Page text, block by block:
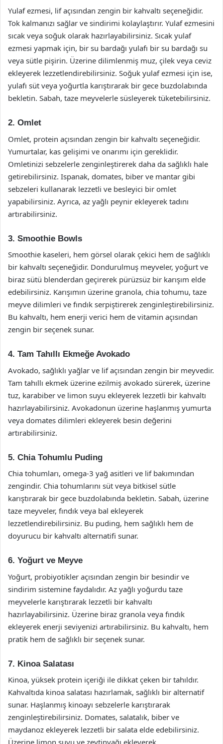
Yulaf ezmesi, lif açısından zengin bir kahvaltı seçeneğidir.
Tok kalmanızı sağlar ve sindirimi kolaylaştırır. Yulaf ezmesini
sıcak veya soğuk olarak hazırlayabilirsiniz. Sıcak yulaf
ezmesi yapmak için, bir su bardağı yulafı bir su bardağı su
veya sütle pişirin. Üzerine dilimlenmiş muz, çilek veya ceviz
ekleyerek lezzetlendirebilirsiniz. Soğuk yulaf ezmesi için ise,
yulafı süt veya yoğurtla karıştırarak bir gece buzdolabında
bekletin. Sabah, taze meyvelerle süsleyerek tüketebilirsiniz.
2. Omlet
Omlet, protein açısından zengin bir kahvaltı seçeneğidir.
Yumurtalar, kas gelişimi ve onarımı için gereklidir.
Omletinizi sebzelerle zenginleştirerek daha da sağlıklı hale
getirebilirsiniz. Ispanak, domates, biber ve mantar gibi
sebzeleri kullanarak lezzetli ve besleyici bir omlet
yapabilirsiniz. Ayrıca, az yağlı peynir ekleyerek tadını
artırabilirsiniz.
3. Smoothie Bowls
Smoothie kaseleri, hem görsel olarak çekici hem de sağlıklı
bir kahvaltı seçeneğidir. Dondurulmuş meyveler, yoğurt ve
biraz sütü blenderdan geçirerek pürüzsüz bir karışım elde
edebilirsiniz. Karışımın üzerine granola, chia tohumu, taze
meyve dilimleri ve fındık serpiştirerek zenginleştirebilirsiniz.
Bu kahvaltı, hem enerji verici hem de vitamin açısından
zengin bir seçenek sunar.
4. Tam Tahıllı Ekmeğe Avokado
Avokado, sağlıklı yağlar ve lif açısından zengin bir meyvedir.
Tam tahıllı ekmek üzerine ezilmiş avokado sürerek, üzerine
tuz, karabiber ve limon suyu ekleyerek lezzetli bir kahvaltı
hazırlayabilirsiniz. Avokadonun üzerine haşlanmış yumurta
veya domates dilimleri ekleyerek besin değerini
artırabilirsiniz.
5. Chia Tohumlu Puding
Chia tohumları, omega-3 yağ asitleri ve lif bakımından
zengindir. Chia tohumlarını süt veya bitkisel sütle
karıştırarak bir gece buzdolabında bekletin. Sabah, üzerine
taze meyveler, fındık veya bal ekleyerek
lezzetlendirebilirsiniz. Bu puding, hem sağlıklı hem de
doyurucu bir kahvaltı alternatifi sunar.
6. Yoğurt ve Meyve
Yoğurt, probiyotikler açısından zengin bir besindir ve
sindirim sistemine faydalıdır. Az yağlı yoğurdu taze
meyvelerle karıştırarak lezzetli bir kahvaltı
hazırlayabilirsiniz. Üzerine biraz granola veya fındık
ekleyerek enerji seviyenizi artırabilirsiniz. Bu kahvaltı, hem
pratik hem de sağlıklı bir seçenek sunar.
7. Kinoa Salatası
Kinoa, yüksek protein içeriği ile dikkat çeken bir tahıldır.
Kahvaltıda kinoa salatası hazırlamak, sağlıklı bir alternatif
sunar. Haşlanmış kinoayı sebzelerle karıştırarak
zenginleştirebilirsiniz. Domates, salatalık, biber ve
maydanoz ekleyerek lezzetli bir salata elde edebilirsiniz.
Üzerine limon suyu ve zeytinyağı ekleyerek